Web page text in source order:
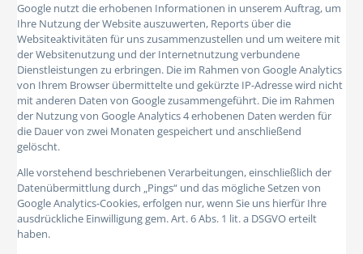
Google nutzt die erhobenen Informationen in unserem Auftrag, um
Ihre Nutzung der Website auszuwerten, Reports über die
Websiteaktivitäten für uns zusammenzustellen und um weitere mit
der Websitenutzung und der Internetnutzung verbundene
Dienstleistungen zu erbringen. Die im Rahmen von Google Analytics
von Ihrem Browser übermittelte und gekürzte IP-Adresse wird nicht
mit anderen Daten von Google zusammengeführt. Die im Rahmen
der Nutzung von Google Analytics 4 erhobenen Daten werden für
die Dauer von zwei Monaten gespeichert und anschließend
gelöscht.
Alle vorstehend beschriebenen Verarbeitungen, einschließlich der
Datenübermittlung durch „Pings“ und das mögliche Setzen von
Google Analytics-Cookies, erfolgen nur, wenn Sie uns hierfür Ihre
ausdrückliche Einwilligung gem. Art. 6 Abs. 1 lit. a DSGVO erteilt
haben.